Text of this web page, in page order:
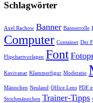
Schlagwörter
Axel Rachow Banner Bannerrolle
Computer Container Der
Flipchartvorlagen Font
Kavivanar Klammerfigur Moderatio
Männchen Neuland Office Lens PDF
Strichmännchen Trainer-Tipps